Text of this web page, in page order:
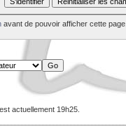
avant de pouvoir afficher cette page.
actuellement 19h25